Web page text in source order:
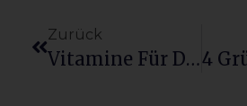
Zurück
Vitamine Für Die Seele